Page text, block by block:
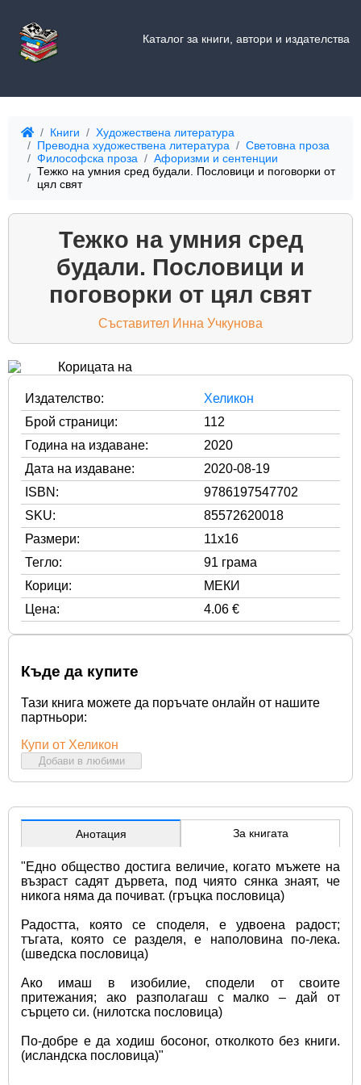
Каталог за книги, автори и издателства
Книги
Художествена литература
Преводна художествена литература
Световна проза
Философска проза
Афоризми и сентенции
Тежко на умния сред будали. Пословици и поговорки от
цял свят
Тежко на умния сред
будали. Пословици и
поговорки от цял свят
Съставител Инна Учкунова
Издателство:
Хеликон
Брой страници:
112
Година на издаване:
2020
Дата на издаване:
2020-08-19
ISBN:
9786197547702
SKU:
85572620018
Размери:
11x16
Тегло:
91 грама
Корици:
МЕКИ
Цена:
4.06 €
Къде да купите
Тази книга можете да поръчате онлайн от нашите
партньори:
Купи от Хеликон
Добави в любими
Анотация За книгата
"Едно общество достига величие, когато мъжете на
възраст садят дървета, под чиято сянка знаят, че
никога няма да почиват. (гръцка пословица)
Радостта, която се споделя, е удвоена радост;
тъгата, която се разделя, е наполовина по-лека.
(шведска пословица)
Ако имаш в изобилие, сподели от своите
притежания; ако разполагаш с малко – дай от
сърцето си. (нилотска пословица)
По-добре е да ходиш босоног, отколкото без книги.
(исландска пословица)"